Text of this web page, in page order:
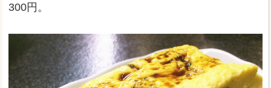
300円。